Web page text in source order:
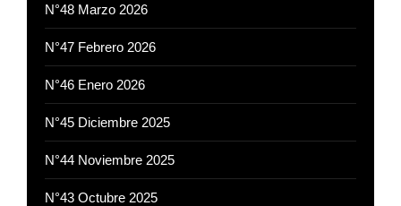
N°48 Marzo 2026
N°47 Febrero 2026
N°46 Enero 2026
N°45 Diciembre 2025
N°44 Noviembre 2025
N°43 Octubre 2025